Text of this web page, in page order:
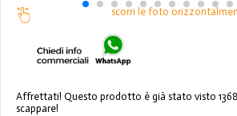
scorri le foto
Affrettati! Questo prodotto è già stato visto
scappare!